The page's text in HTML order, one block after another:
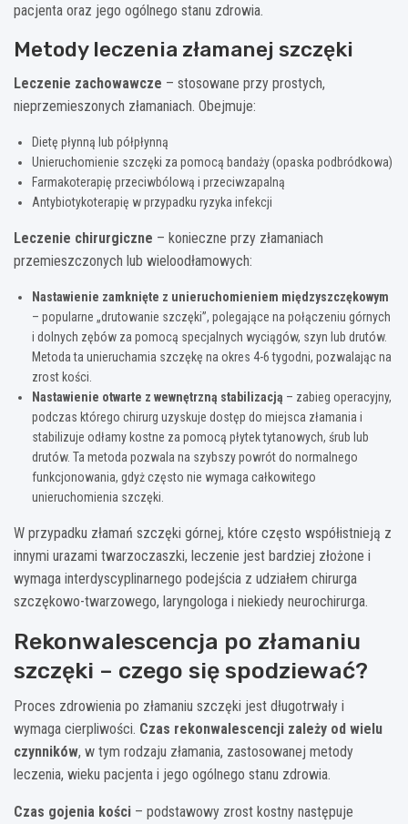
pacjenta oraz jego ogólnego stanu zdrowia.
Metody leczenia złamanej szczęki
Leczenie zachowawcze – stosowane przy prostych,
nieprzemieszonych złamaniach. Obejmuje:
Dietę płynną lub półpłynną
Unieruchomienie szczęki za pomocą bandaży (opaska podbródkowa)
Farmakoterapię przeciwbólową i przeciwzapalną
Antybiotykoterapię w przypadku ryzyka infekcji
Leczenie chirurgiczne – konieczne przy złamaniach
przemieszczonych lub wieloodłamowych:
Nastawienie zamknięte z unieruchomieniem międzyszczękowym
– popularne „drutowanie szczęki”, polegające na połączeniu górnych
i dolnych zębów za pomocą specjalnych wyciągów, szyn lub drutów.
Metoda ta unieruchamia szczękę na okres 4-6 tygodni, pozwalając na
zrost kości.
Nastawienie otwarte z wewnętrzną stabilizacją – zabieg operacyjny,
podczas którego chirurg uzyskuje dostęp do miejsca złamania i
stabilizuje odłamy kostne za pomocą płytek tytanowych, śrub lub
drutów. Ta metoda pozwala na szybszy powrót do normalnego
funkcjonowania, gdyż często nie wymaga całkowitego
unieruchomienia szczęki.
W przypadku złamań szczęki górnej, które często współistnieją z
innymi urazami twarzoczaszki, leczenie jest bardziej złożone i
wymaga interdyscyplinarnego podejścia z udziałem chirurga
szczękowo-twarzowego, laryngologa i niekiedy neurochirurga.
Rekonwalescencja po złamaniu
szczęki – czego się spodziewać?
Proces zdrowienia po złamaniu szczęki jest długotrwały i
wymaga cierpliwości. Czas rekonwalescencji zależy od wielu
czynników, w tym rodzaju złamania, zastosowanej metody
leczenia, wieku pacjenta i jego ogólnego stanu zdrowia.
Czas gojenia kości – podstawowy zrost kostny następuje